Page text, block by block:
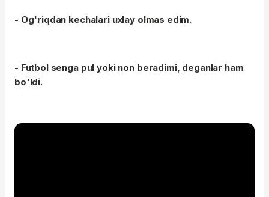
- Og'riqdan kechalari uxlay olmas edim.
- Futbol senga pul yoki non beradimi, deganlar ham
bo'ldi.